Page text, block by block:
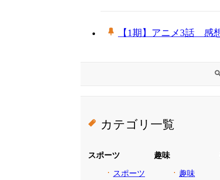
【1期】アニメ3話
カテゴリ一覧
スポーツ
スポーツ
趣味
趣味